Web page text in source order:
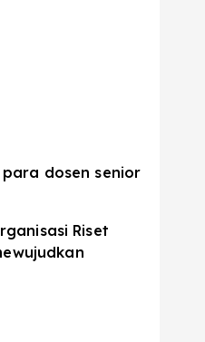
para dosen senior
Riset